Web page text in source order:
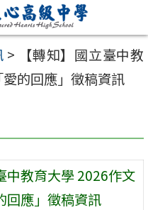
>
【轉知】國立臺中教
的回應」徵稿資訊
中教育大學 2026作文
回應」徵稿資訊